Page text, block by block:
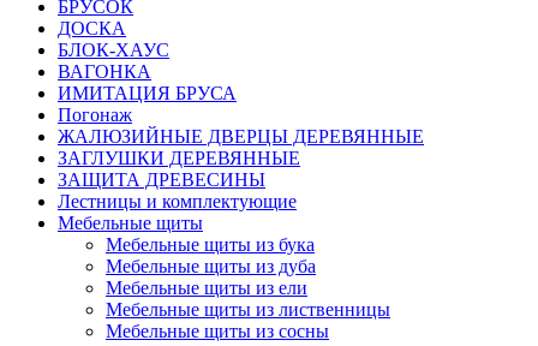
БРУСОК
ДОСКА
БЛОК-ХАУС
ВАГОНКА
ИМИТАЦИЯ БРУСА
Погонаж
ЖАЛЮЗИЙНЫЕ ДВЕРЦЫ ДЕРЕВЯННЫЕ
ЗАГЛУШКИ ДЕРЕВЯННЫЕ
ЗАЩИТА ДРЕВЕСИНЫ
Лестницы и комплектующие
Мебельные щиты
Мебельные щиты из бука
Мебельные щиты из дуба
Мебельные щиты из ели
Мебельные щиты из лиственницы
Мебельные щиты из сосны